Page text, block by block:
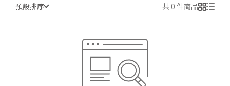
預設排序 共 0 件商品